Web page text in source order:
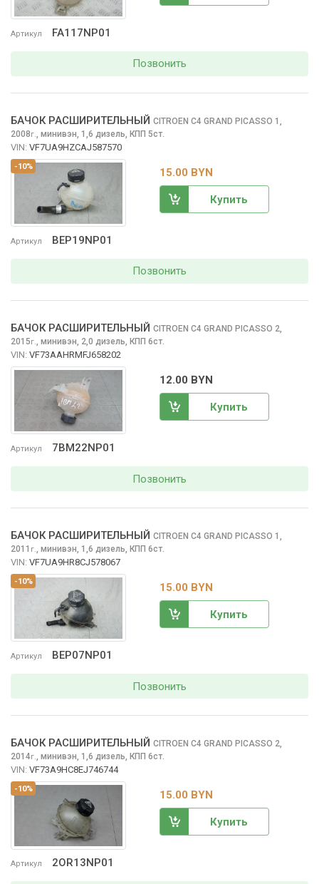
Артикул FA117NP01
Позвонить
-10%
Артикул BEP19NP01
БАЧОК РАСШИРИТЕЛЬНЫЙ CITROEN C4 GRAND PICASSO 1,
2008г. минивэн, 1,6 дизель, КПП 5ст.
VIN: VF7UA9HZCAJ587570
15.00 BYN
Купить
Позвонить
Артикул 7BM22NP01
БАЧОК РАСШИРИТЕЛЬНЫЙ CITROEN C4 GRAND PICASSO 2,
2015г. минивэн, 2,0 дизель, КПП 6ст.
VIN: VF73AAHRMFJ658202
12.00 BYN
Купить
Позвонить
-10%
Артикул BEP07NP01
БАЧОК РАСШИРИТЕЛЬНЫЙ CITROEN C4 GRAND PICASSO 1,
2011 г. минивэн, 1,6 дизель, КПП 6ст.
VIN: VF7UA9HR8CJ578067
15.00 BYN
Купить
Позвонить
-10%
Артикул 2OR13NP01
БАЧОК РАСШИРИТЕЛЬНЫЙ CITROEN C4 GRAND PICASSO 2,
2014г. минивэн, 1,6 дизель, КПП 6ст.
VIN: VF73A9HC8EJ746744
15.00 BYN
Купить